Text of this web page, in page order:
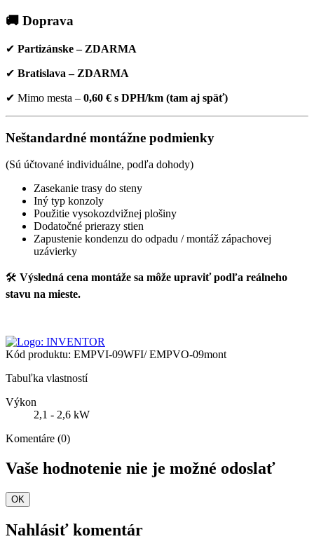
🚚 Doprava
✔ Partizánske – ZDARMA
✔ Bratislava – ZDARMA
✔ Mimo mesta – 0,60 € s DPH/km (tam aj späť)
Neštandardné montážne podmienky
(Sú účtované individuálne, podľa dohody)
Zasekanie trasy do steny
Iný typ konzoly
Použitie vysokozdvižnej plošiny
Dodatočné prierazy stien
Zapustenie kondenzu do odpadu / montáž zápachovej
uzávierky
🛠 Výsledná cena montáže sa môže upraviť podľa reálneho
stavu na mieste.
Kód produktu: EMPVI-09WFI/ EMPVO-09mont
Tabuľka vlastností
Výkon
2,1 - 2,6 kW
Komentáre (0)
Vaše hodnotenie nie je možné odoslať
OK
Nahlásiť komentár